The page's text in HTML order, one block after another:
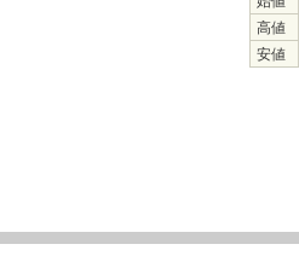
高値
安値